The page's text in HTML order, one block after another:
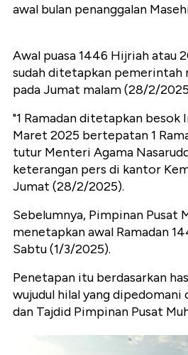
awal bulan penanggalan
Awal puasa 1446 Hijriah atau
sudah ditetapkan pemerintah
pada Jumat malam (28/2/
"1 Ramadan ditetapkan besok
Maret 2025 bertepatan 1
tutur Menteri Agama
keterangan pers di kantor
Jumat (28/2/2025).
Sebelumnya, Pimpinan Pusat
menetapkan awal Ramadan
Sabtu (1/3/2025).
Penetapan itu berdasarkan
wujudul hilal yang dipedomani
dan Tajdid Pimpinan Pusat